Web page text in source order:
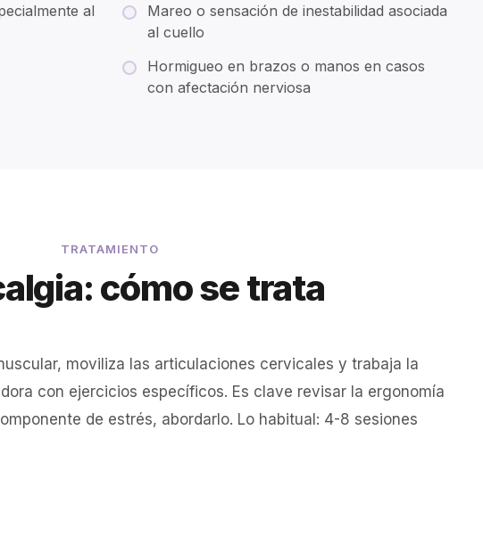
al
Mareo o sensación de inestabilidad asociada
al cuello
Hormigueo en brazos o manos en casos
con afectación nerviosa
TRATAMIENTO
cómo se trata
moviliza las articulaciones cervicales y trabaja la
con ejercicios específicos. Es clave revisar la ergonomía
de estrés, abordarlo. Lo habitual: 4-8 sesiones